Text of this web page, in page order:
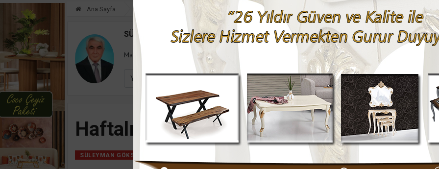
Ana Sayfa Süleyman GÖKSU
SÜLEYMAN GÖKSU
Mail: suleymangoksu@gmail.com
Haftalık Buluşmamız
SÜLEYMAN GÖKSU